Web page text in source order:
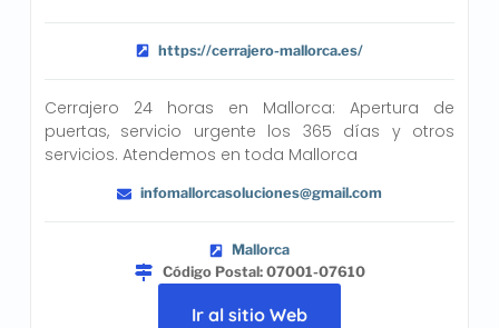
https://cerrajero-mallorca.es/
Cerrajero 24 horas en Mallorca: Apertura de
puertas, servicio urgente los 365 días y otros
servicios. Atendemos en toda Mallorca
infomallorcasoluciones@gmail.com
Mallorca
Código Postal: 07001-07610
Ir al sitio Web